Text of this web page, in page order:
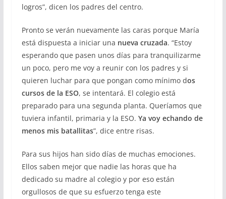
logros”, dicen los padres del centro.
Pronto se verán nuevamente las caras porque María
está dispuesta a iniciar una nueva cruzada. “Estoy
esperando que pasen unos días para tranquilizarme
un poco, pero me voy a reunir con los padres y si
quieren luchar para que pongan como mínimo dos
cursos de la ESO, se intentará. El colegio está
preparado para una segunda planta. Queríamos que
tuviera infantil, primaria y la ESO. Ya voy echando de
menos mis batallitas”, dice entre risas.
Para sus hijos han sido días de muchas emociones.
Ellos saben mejor que nadie las horas que ha
dedicado su madre al colegio y por eso están
orgullosos de que su esfuerzo tenga este